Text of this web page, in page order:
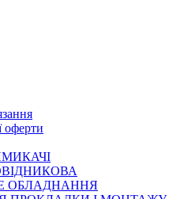
оферти
ОБЛАДНАННЯ